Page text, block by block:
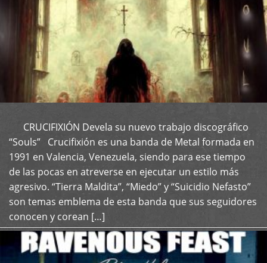
CRUCIFIXIÓN Devela su nuevo trabajo discográfico
“Souls” Crucifixión es una banda de Metal formada en
1991 en Valencia, Venezuela, siendo para ese tiempo
de las pocas en atreverse en ejecutar un estilo más
agresivo. “Tierra Maldita”, “Miedo” y “Suicidio Nefasto”
son temas emblema de esta banda que sus seguidores
conocen y corean […]
+